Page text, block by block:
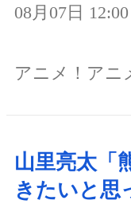
08月07日 12:00
アニメ！アニ
山里亮太「
きたいと思